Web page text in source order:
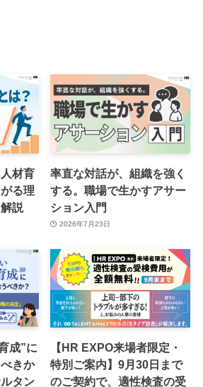
材育
る理
説
率直な対話が、組織を強く
する。職場で生かすアサー
ション入門
2026年7月23日
成”に
きか
タン
【HR EXPO来場者限定・
特別ご案内】9月30日まで
のご契約で、適性検査の受